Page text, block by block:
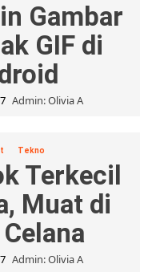
Gambar
GIF di
Admin: Olivia A
Tekno
Terkecil
Muat di
Admin: Olivia A